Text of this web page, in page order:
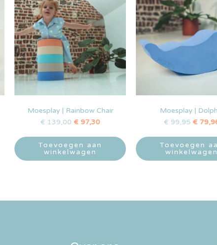
Moesplay | Rainbow Chair
€ 139,00 € 97,30
Toevoegen aan
winkelwagen
Moesplay |
€ 99,95 €
Toevoegen
winkelwagen